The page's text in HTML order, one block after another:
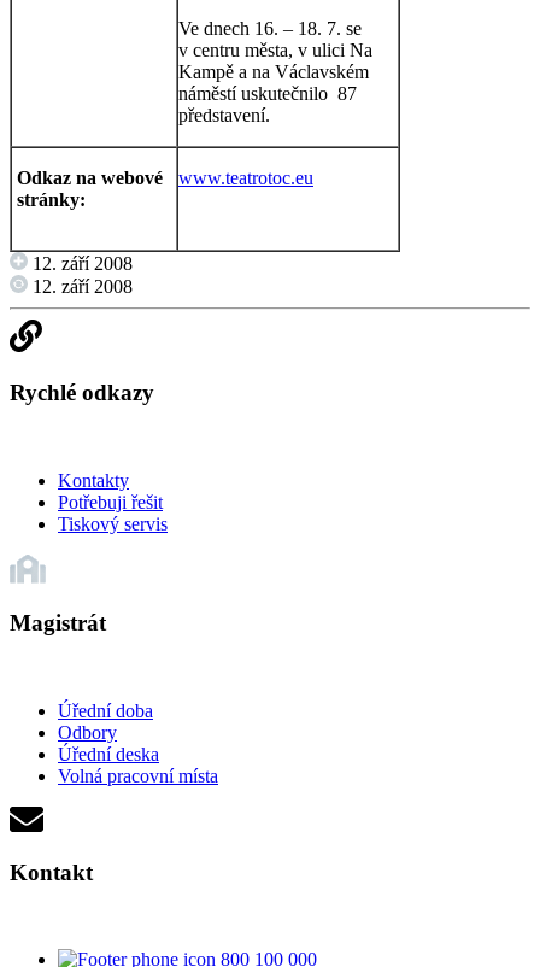
Ve dnech 16. – 18. 7. se
v centru města, v ulici Na
Kampě a na Václavském
náměstí uskutečnilo 87
představení.
Odkaz na webové
stránky:
www.teatrotoc.eu
12. září 2008
12. září 2008
Rychlé odkazy
Kontakty
Potřebuji řešit
Tiskový servis
Magistrát
Úřední doba
Odbory
Úřední deska
Volná pracovní místa
Kontakt
800 100 000